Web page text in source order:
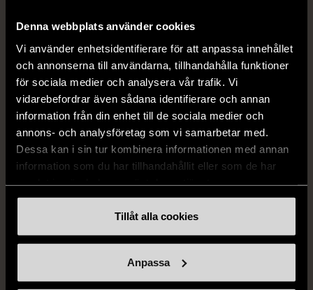
Denna webbplats använder cookies
Vi använder enhetsidentifierare för att anpassa innehållet
och annonserna till användarna, tillhandahålla funktioner
för sociala medier och analysera vår trafik. Vi
vidarebefordrar även sådana identifierare och annan
information från din enhet till de sociala medier och
annons- och analysföretag som vi samarbetar med.
Dessa kan i sin tur kombinera informationen med annan
information som du har tillhandahållit eller som de har
Tillåt alla cookies
Anpassa
1/5
KUMKUM
sterlingsilver med svarta
stenar
399 kr
1/5
OKÄNT MÄRKE
kulor
Gott skick
69 kr